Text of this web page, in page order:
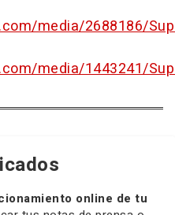
media/2688186/
media/1443241/
online de tu